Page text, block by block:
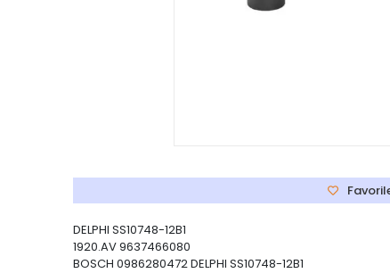
DELPHI SS10748-12B1
1920.AV 9637466080
BOSCH 0986280472 DELPHI SS10748-12B1